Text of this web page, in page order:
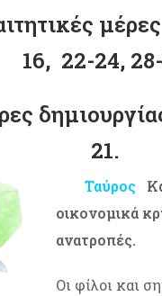
16, 22-24,
21.
Ταύρος
οικονομικά
ανατροπές.
Οι φίλοι και